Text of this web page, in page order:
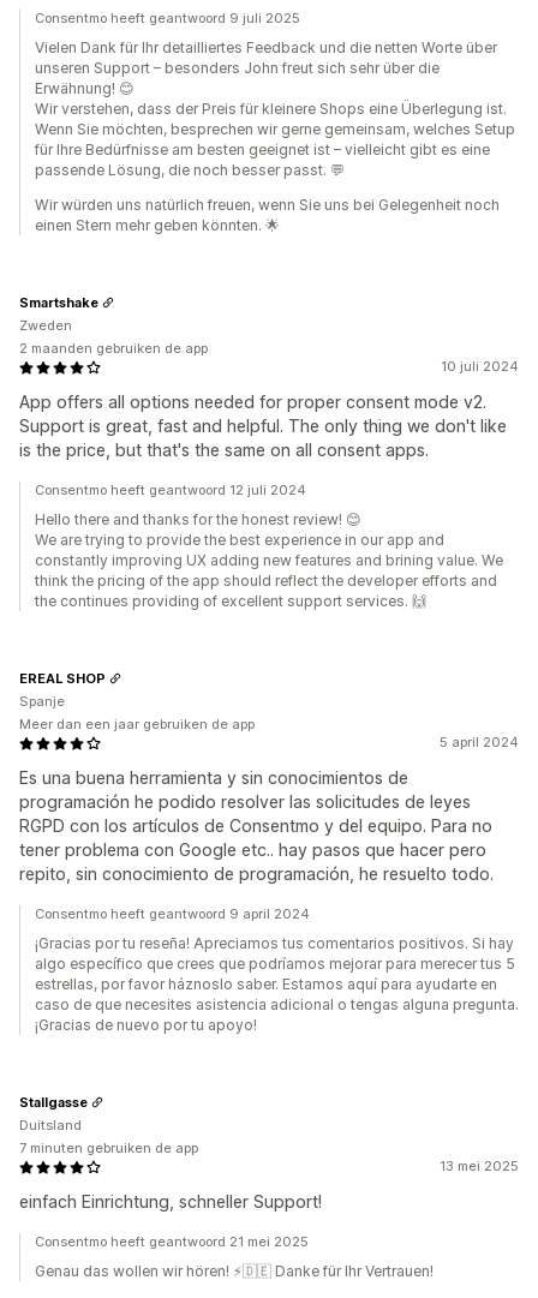
Consentmo heeft geantwoord 9 juli 2025
Vielen Dank für Ihr detailliertes Feedback und die netten Worte über
unseren Support – besonders John freut sich sehr über die
Erwähnung! 😊
Wir verstehen, dass der Preis für kleinere Shops eine Überlegung ist.
Wenn Sie möchten, besprechen wir gerne gemeinsam, welches Setup
für Ihre Bedürfnisse am besten geeignet ist – vielleicht gibt es eine
passende Lösung, die noch besser passt. 💬
Wir würden uns natürlich freuen, wenn Sie uns bei Gelegenheit noch
einen Stern mehr geben könnten. 🌟
10 juli 2024
App offers all options needed for proper consent mode v2.
Support is great, fast and helpful. The only thing we don't like
is the price, but that's the same on all consent apps.
Smartshake
Zweden
2 maanden gebruiken de app
Consentmo heeft geantwoord 12 juli 2024
Hello there and thanks for the honest review! 😊
We are trying to provide the best experience in our app and
constantly improving UX adding new features and brining value. We
think the pricing of the app should reflect the developer efforts and
the continues providing of excellent support services. 🙌
5 april 2024
Es una buena herramienta y sin conocimientos de
programación he podido resolver las solicitudes de leyes
RGPD con los artículos de Consentmo y del equipo. Para no
tener problema con Google etc.. hay pasos que hacer pero
repito, sin conocimiento de programación, he resuelto todo.
EREAL SHOP
Spanje
Meer dan een jaar gebruiken de app
Consentmo heeft geantwoord 9 april 2024
¡Gracias por tu reseña! Apreciamos tus comentarios positivos. Si hay
algo específico que crees que podríamos mejorar para merecer tus 5
estrellas, por favor háznoslo saber. Estamos aquí para ayudarte en
caso de que necesites asistencia adicional o tengas alguna pregunta.
¡Gracias de nuevo por tu apoyo!
13 mei 2025
einfach Einrichtung, schneller Support!
Stallgasse
Duitsland
7 minuten gebruiken de app
Consentmo heeft geantwoord 21 mei 2025
Genau das wollen wir hören! ⚡🇩🇪 Danke für Ihr Vertrauen!